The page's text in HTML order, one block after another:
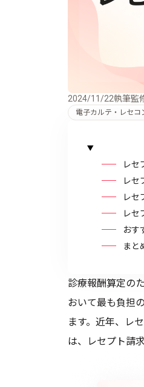
2024/11/22執筆監
電子カルテ・レセコ
レセ
レセ
レセ
レセ
おす
まと
診療報酬算定の
おいて最も負担
ます。近年、レ
は、レセプト請